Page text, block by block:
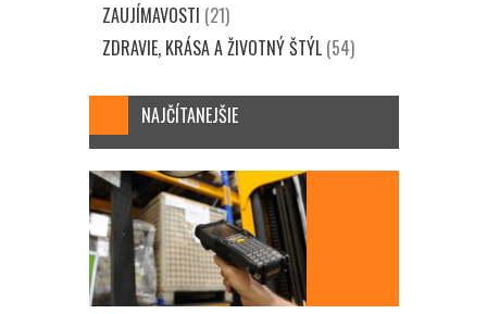
ZAUJÍMAVOSTI (21)
ZDRAVIE, KRÁSA A ŽIVOTNÝ ŠTÝL(54)
NAJČÍTANEJŠIE